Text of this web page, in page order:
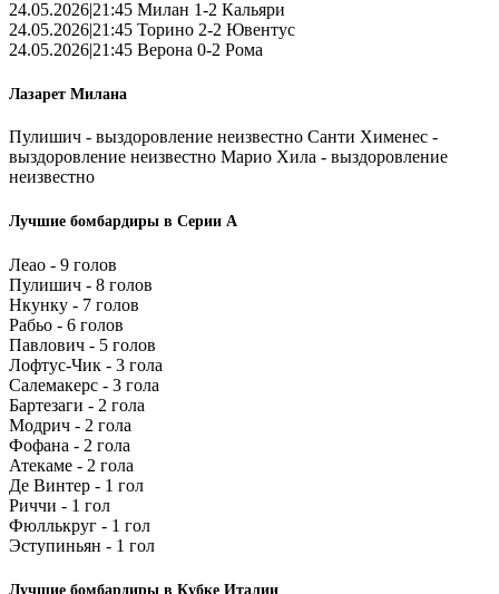
24.05.2026|21:45 Милан 1-2 Кальяри
24.05.2026|21:45 Торино 2-2 Ювентус
24.05.2026|21:45 Верона 0-2 Рома
Лазарет Милана
Пулишич - выздоровление неизвестно Санти Хименес -
выздоровление неизвестно Марио Хила - выздоровление
неизвестно
Лучшие бомбардиры в Серии А
Леао - 9 голов
Пулишич - 8 голов
Нкунку - 7 голов
Рабьо - 6 голов
Павлович - 5 голов
Лофтус-Чик - 3 гола
Салемакерс - 3 гола
Бартезаги - 2 гола
Модрич - 2 гола
Фофана - 2 гола
Атекаме - 2 гола
Де Винтер - 1 гол
Риччи - 1 гол
Фюллькруг - 1 гол
Эступиньян - 1 гол
Лучшие бомбардиры в Кубке Италии